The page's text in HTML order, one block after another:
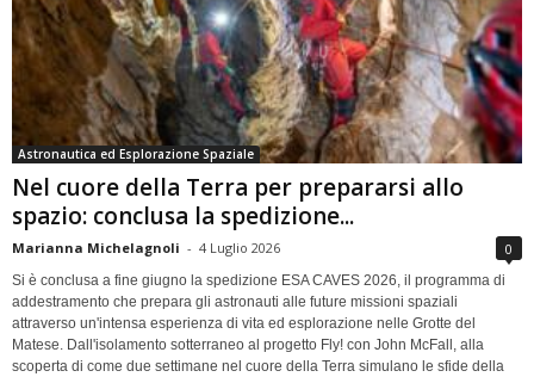
Astronautica ed Esplorazione Spaziale
Nel cuore della Terra per prepararsi allo
spazio: conclusa la spedizione...
Marianna Michelagnoli - 4 Luglio 2026 0
Si è conclusa a fine giugno la spedizione ESA CAVES 2026, il programma di
addestramento che prepara gli astronauti alle future missioni spaziali
attraverso un'intensa esperienza di vita ed esplorazione nelle Grotte del
Matese. Dall'isolamento sotterraneo al progetto Fly! con John McFall, alla
scoperta di come due settimane nel cuore della Terra simulano le sfide della